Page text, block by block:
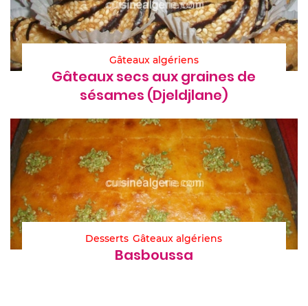
Gâteaux algériens
Gâteaux secs aux graines de
sésames (Djeldjlane)
Desserts Gâteaux algériens
Basboussa